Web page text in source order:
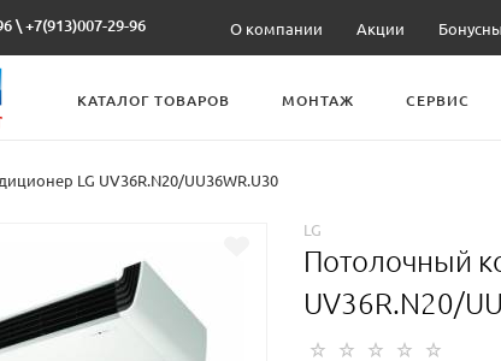
\+7(913)007-29-96 О компании Акции
КАТАЛОГ ТОВАРОВ МОНТАЖ СЕРВИС
LG UV36R.N20/UU36WR.U30
LG
Потолочный
UV36R.N20/